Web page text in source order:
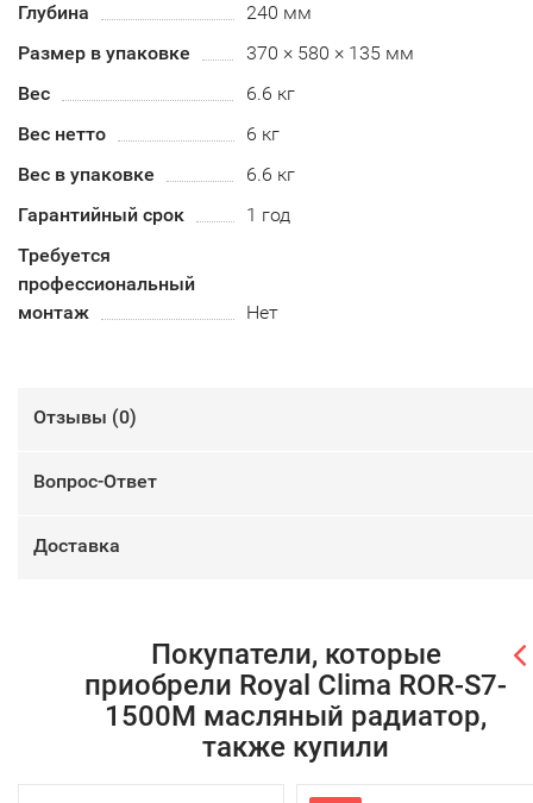
Глубина
240 мм
Размер в упаковке
370 × 580 × 135 мм
Вес
6.6 кг
Вес нетто
6 кг
Вес в упаковке
6.6 кг
Гарантийный срок
1 год
Требуется
профессиональный
монтаж
Нет
Отзывы (0)
Вопрос-Ответ
Доставка
Покупатели, которые
приобрели Royal Clima ROR-S7-
1500M масляный радиатор,
также купили